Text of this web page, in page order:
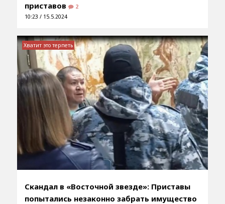
приставов
2
10:23 / 15.5.2024
Скандал в «Восточной звезде»: Приставы
попытались незаконно забрать имущество
Хватит это терпеть